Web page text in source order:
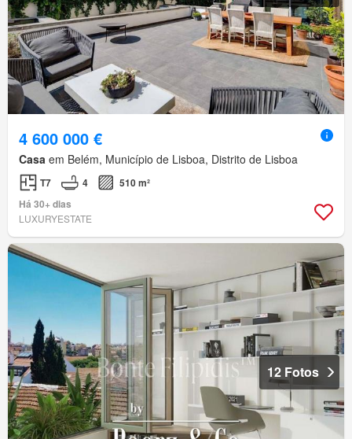
4 600 000 €
Casa em Belém, Município de Lisboa, Distrito de Lisboa
T7 4
510 m²
Há 30+ dias
LUXURYESTATE
12 Fotos